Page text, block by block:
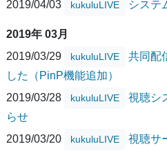
2019/04/03
kukuluLIVE システ
2019年 03月
2019/03/29
kukuluLIVE
共同配
した（PinP機能追加）
2019/03/28
kukuluLIVE
視聴シ
らせ
2019/03/20
kukuluLIVE
視聴サ